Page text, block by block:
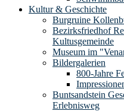
Kultur & Geschichte
Burgruine
Bezirksfriedhof
Kultusgemeinde
Museum im
Bildergalerien
800-Jahre
Buntsandstein
Erlebnisweg